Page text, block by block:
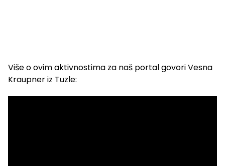
Više o ovim aktivnostima za naš portal govori Vesna
Kraupner iz Tuzle: